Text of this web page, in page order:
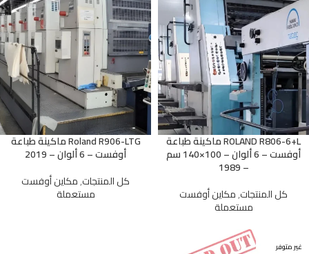
ROLAND R806-6+L ماكينة طباعة
أوفست – 6 ألوان – 100×140 سم
– 1989
كل المنتجات,مكاين أوفست
مستعملة
Roland R906-LTG ماكينة طباعة
أوفست – 6 ألوان – 2019
كل المنتجات,مكاين أوفست
مستعملة
غير متوفر